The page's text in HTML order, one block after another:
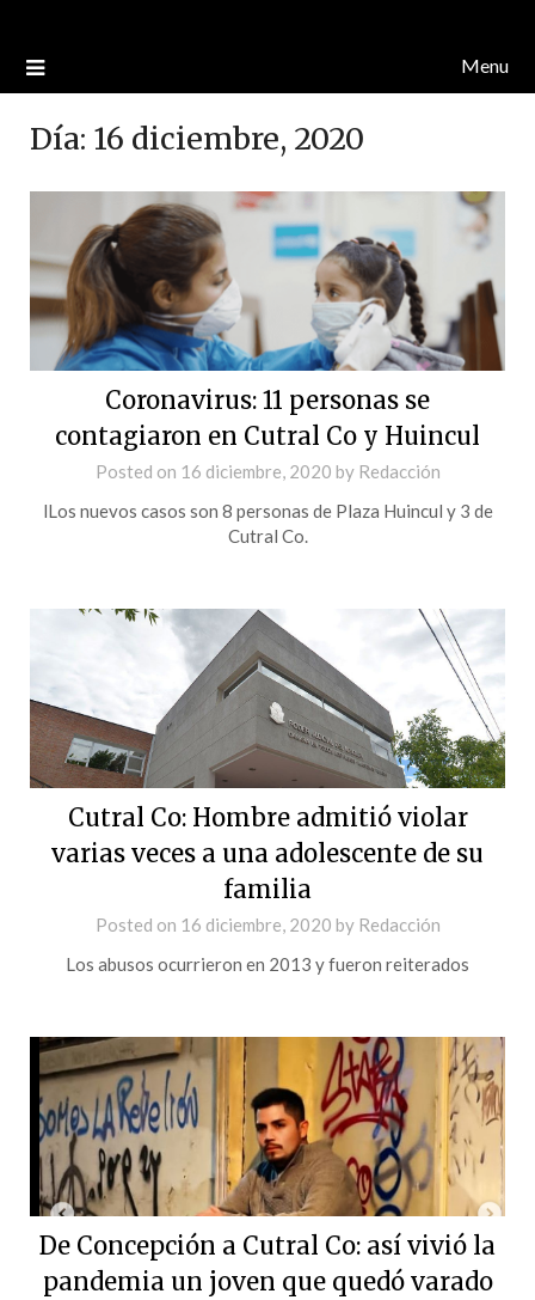
Menu
Día: 16 diciembre, 2020
Coronavirus: 11 personas se
contagiaron en Cutral Co y Huincul
Posted on 16 diciembre, 2020 by Redacción
lLos nuevos casos son 8 personas de Plaza Huincul y 3 de
Cutral Co.
Cutral Co: Hombre admitió violar
varias veces a una adolescente de su
familia
Posted on 16 diciembre, 2020 by Redacción
Los abusos ocurrieron en 2013 y fueron reiterados
De Concepción a Cutral Co: así vivió la
pandemia un joven que quedó varado